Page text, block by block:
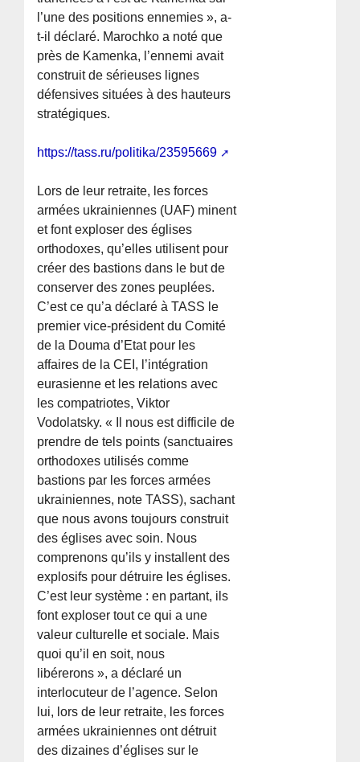
l’une des positions ennemies », a-
t-il déclaré. Marochko a noté que
près de Kamenka, l’ennemi avait
construit de sérieuses lignes
défensives situées à des hauteurs
stratégiques.
https://tass.ru/politika/23595669
Lors de leur retraite, les forces
armées ukrainiennes (UAF) minent
et font exploser des églises
orthodoxes, qu’elles utilisent pour
créer des bastions dans le but de
conserver des zones peuplées.
C’est ce qu’a déclaré à TASS le
premier vice-président du Comité
de la Douma d’Etat pour les
affaires de la CEI, l’intégration
eurasienne et les relations avec
les compatriotes, Viktor
Vodolatsky. « Il nous est difficile de
prendre de tels points (sanctuaires
orthodoxes utilisés comme
bastions par les forces armées
ukrainiennes, note TASS), sachant
que nous avons toujours construit
des églises avec soin. Nous
comprenons qu’ils y installent des
explosifs pour détruire les églises.
C’est leur système : en partant, ils
font exploser tout ce qui a une
valeur culturelle et sociale. Mais
quoi qu’il en soit, nous
libérerons », a déclaré un
interlocuteur de l’agence. Selon
lui, lors de leur retraite, les forces
armées ukrainiennes ont détruit
des dizaines d’églises sur le